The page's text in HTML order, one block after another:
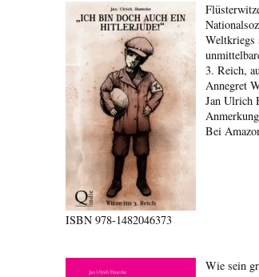
ISBN978-1482046373
Weltkriegs
3. Reich,
Annegret
Jan Ulrich
Bei
Wie sein